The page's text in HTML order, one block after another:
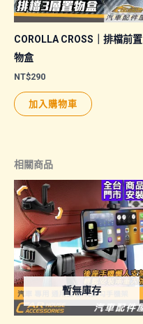
COROLLA CROSS｜排檔前置
物盒
NT$290
加入購物車
相關商品
暫無庫存